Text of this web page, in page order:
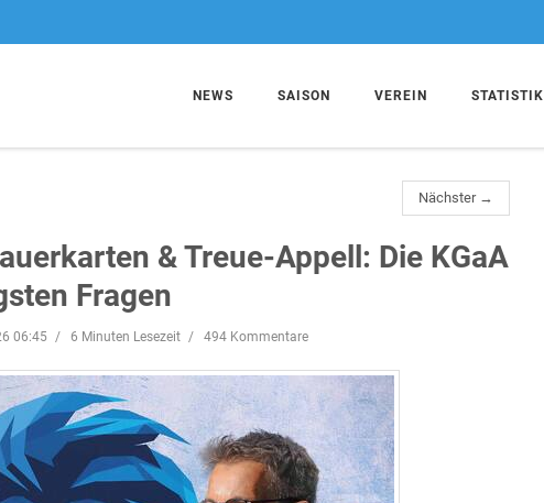
NEWS SAISON VEREIN STATISTIK
Nächster →
& Treue-Appell: Die KGaA
Fragen
06:45 6 Minuten Lesezeit 494 Kommentare